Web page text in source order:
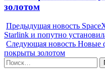
золотом
Предыдущая новость
Starlink и попутно
Следующая новость Новые
покрыты золотом
Найти: